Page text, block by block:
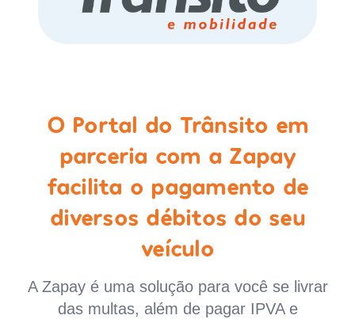
O Portal do Trânsito em
parceria com a Zapay
facilita o pagamento de
diversos débitos do seu
veículo
A Zapay é uma solução para você se livrar
das multas, além de pagar IPVA e